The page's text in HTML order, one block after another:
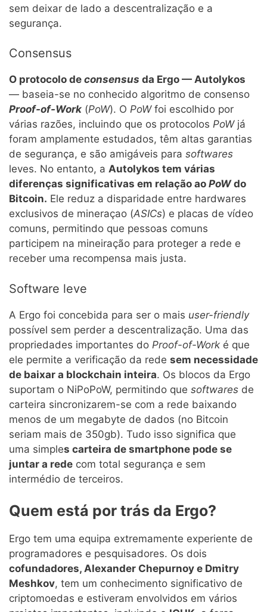
sem deixar de lado a descentralização e a
segurança.
Consensus
O protocolo de consensus da Ergo — Autolykos
— baseia-se no conhecido algoritmo de consenso
Proof-of-Work (PoW). O PoWfoi escolhido por
várias razões, incluindo que os protocolos PoWjá
foram amplamente estudados, têm altas garantias
de segurança, e são amigáveis para softwares
leves. No entanto, a Autolykos tem várias
diferenças significativas em relação ao PoWdo
Bitcoin. Ele reduz a disparidade entre hardwares
exclusivos de mineraçao (ASICs) e placas de vídeo
comuns, permitindo que pessoas comuns
participem na mineiração para proteger a rede e
receber uma recompensa mais justa.
Software leve
A Ergo foi concebida para ser o mais user-friendly
possível sem perder a descentralização. Uma das
propriedades importantes do Proof-of-Work é que
ele permite a verificação da rede sem necessidade
de baixar a blockchain inteira. Os blocos da Ergo
suportam o NiPoPoW, permitindo que softwares de
carteira sincronizarem-se com a rede baixando
menos de um megabyte de dados (no Bitcoin
seriam mais de 350gb). Tudo isso significa que
uma simples carteira de smartphone pode se
juntar a rede com total segurança e sem
intermédio de terceiros.
Quem está por trás da Ergo?
Ergo tem uma equipa extremamente experiente de
programadores e pesquisadores. Os dois
cofundadores, Alexander Chepurnoy e Dmitry
Meshkov, tem um conhecimento significativo de
criptomoedas e estiveram envolvidos em vários